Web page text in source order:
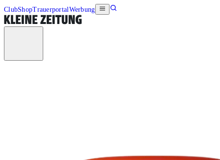
ClubShopTrauerportalWerbung